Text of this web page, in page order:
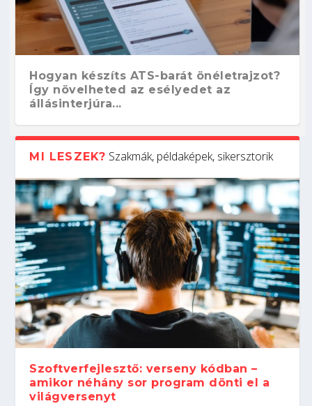
Hogyan készíts ATS-barát önéletrajzot?
Így növelheted az esélyedet az
állásinterjúra...
Kitalálod, mire használják ezeket a
gépeket?
Nem sikerült az egyetemi felvételi?
Tanulj szakmát!
Szoftverfejlesztő: verseny kódban –
amikor néhány sor program dönti el a
világversenyt...
Digitális detox – hogyan kapcsolódj ki
telefon nélkül?
MI LESZEK? Szakmák, példaképek, sikersztorik
Szoftverfejlesztő: verseny kódban –
amikor néhány sor program dönti el a
világversenyt